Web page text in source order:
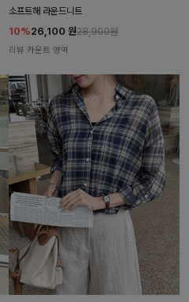
소프트해 라운드니트
10%26,100 원28,900원
리뷰 카운트 영역